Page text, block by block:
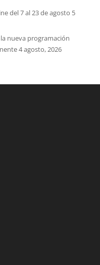
del 7 al 23 de agosto 5
nueva programación
4 agosto, 2026